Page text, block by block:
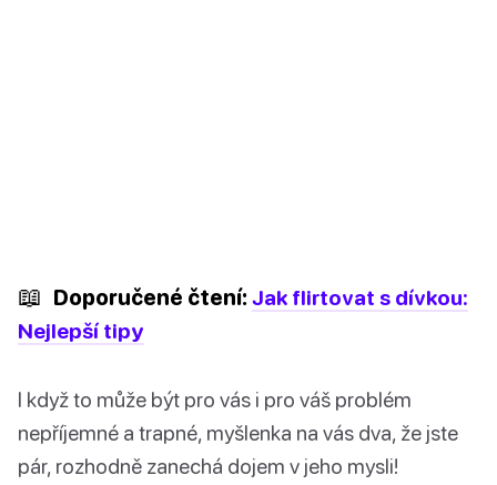
📖 Doporučené čtení: Jak flirtovat s dívkou:
Nejlepší tipy
I když to může být pro vás i pro váš problém
nepříjemné a trapné, myšlenka na vás dva, že jste
pár, rozhodně zanechá dojem v jeho mysli!